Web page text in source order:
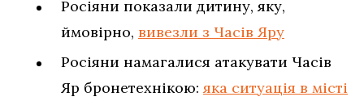
Росіяни показали дитину, яку,
ймовірно, вивезли з Часів Яру
Росіяни намагалися атакувати Часів
Яр бронетехнікою: яка ситуація в місті